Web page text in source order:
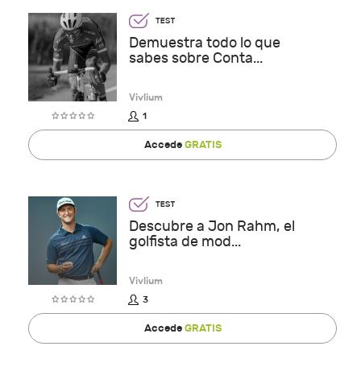
Demuestra todo lo que
sabes sobre Conta...
Vivlium
1
AccedeGRATIS
Descubre a Jon Rahm, el
golfista de mod...
Vivlium
3
AccedeGRATIS